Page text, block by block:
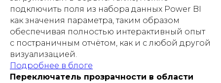
подключить поля из набора данных Power BI
как значения параметра, таким образом
обеспечивая полностью интерактивный опыт
с постраничным отчётом, как и с любой другой
визуализацией.
Подробнее в блоге
Переключатель прозрачности в области